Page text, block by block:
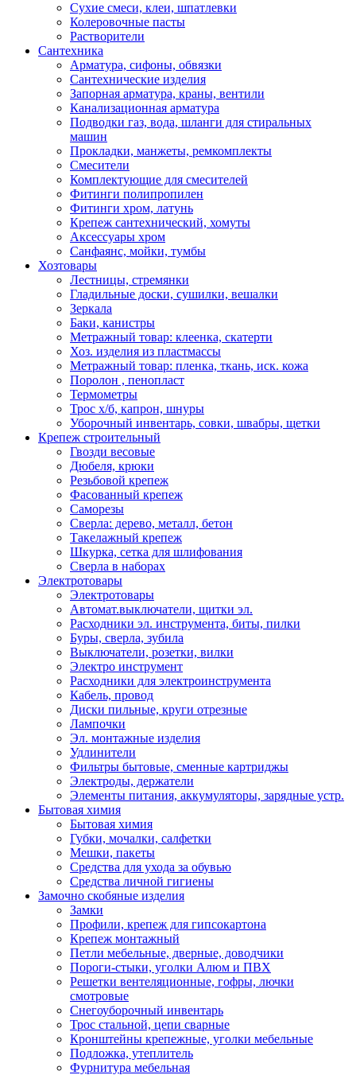
Сухие смеси, клеи, шпатлевки
Колеровочные пасты
Растворители
Сантехника
Арматура, сифоны, обвязки
Сантехнические изделия
Запорная арматура, краны, вентили
Канализационная арматура
Подводки газ, вода, шланги для стиральных
машин
Прокладки, манжеты, ремкомплекты
Смесители
Комплектующие для смесителей
Фитинги полипропилен
Фитинги хром, латунь
Крепеж сантехнический, хомуты
Аксессуары хром
Санфаянс, мойки, тумбы
Хозтовары
Лестницы, стремянки
Гладильные доски, сушилки, вешалки
Зеркала
Баки, канистры
Метражный товар: клеенка, скатерти
Хоз. изделия из пластмассы
Метражный товар: пленка, ткань, иск. кожа
Поролон , пенопласт
Термометры
Трос х/б, капрон, шнуры
Уборочный инвентарь, совки, швабры, щетки
Крепеж строительный
Гвозди весовые
Дюбеля, крюки
Резьбовой крепеж
Фасованный крепеж
Саморезы
Сверла: дерево, металл, бетон
Такелажный крепеж
Шкурка, сетка для шлифования
Сверла в наборах
Электротовары
Электротовары
Автомат.выключатели, щитки эл.
Расходники эл. инструмента, биты, пилки
Буры, сверла, зубила
Выключатели, розетки, вилки
Электро инструмент
Расходники для электроинструмента
Кабель, провод
Диски пильные, круги отрезные
Лампочки
Эл. монтажные изделия
Удлинители
Фильтры бытовые, сменные картриджы
Электроды, держатели
Элементы питания, аккумуляторы, зарядные устр.
Бытовая химия
Бытовая химия
Губки, мочалки, салфетки
Мешки, пакеты
Средства для ухода за обувью
Средства личной гигиены
Замочно скобяные изделия
Замки
Профили, крепеж для гипсокартона
Крепеж монтажный
Петли мебельные, дверные, доводчики
Пороги-стыки, уголки Алюм и ПВХ
Решетки вентеляционные, гофры, лючки
смотровые
Снегоуборочный инвентарь
Трос стальной, цепи сварные
Кронштейны крепежные, уголки мебельные
Подложка, утеплитель
Фурнитура мебельная